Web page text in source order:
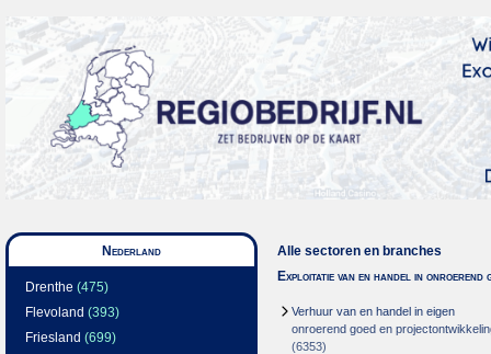
Nederland
Drenthe (475)
Flevoland (393)
Friesland (699)
Alle sectoren en branches
Exploitatie van en handel in onroerend
Verhuur van en handel in eigen
onroerend goed en
(6353)